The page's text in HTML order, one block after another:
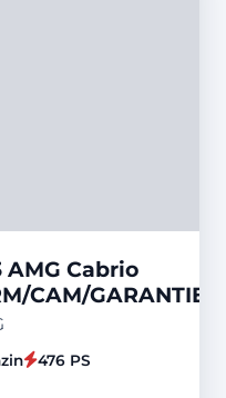
AMG Cabrio
CAM/GARANTIE/
476 PS